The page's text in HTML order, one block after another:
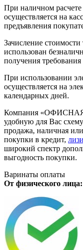
При наличном расчете
осуществляется на
предъявления
Зачисление
использован
получения требования
При использовании
осуществляется на
календарных дней.
Компания
удобную для Вас
продажа, наличная
покупки в кредит,
широкий спектр
выгодность покупки.
Варинаты оплаты
От физического лица: